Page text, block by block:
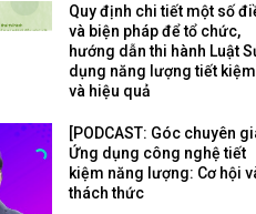
Quy định chi tiết một số
và biện pháp để tổ chức,
hướng dẫn thi hành Luật
dụng năng lượng tiết kiệm
và hiệu quả
[PODCAST: Góc chuyên
Ứng dụng công nghệ tiết
kiệm năng lượng: Cơ hội
thách thức